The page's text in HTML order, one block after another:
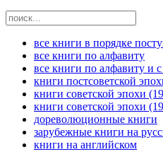
все книги в порядке
все книги по алфавиту
все книги по алфавиту и
книги постсоветской
книги советской эпохи
книги советской эпохи
дореволюционные книги
зарубежные книги на
книги на английском